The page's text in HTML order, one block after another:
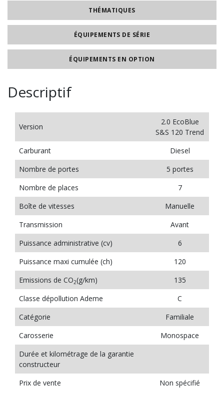
THÉMATIQUES
ÉQUIPEMENTS DE SÉRIE
ÉQUIPEMENTS EN OPTION
Descriptif
Version
2.0 EcoBlue
S&S 120 Trend
Carburant
Diesel
Nombre de portes
5 portes
Nombre de places
7
Boîte de vitesses
Manuelle
Transmission
Avant
Puissance administrative (cv)
6
Puissance maxi cumulée (ch)
120
Emissions de CO2(g/km)
135
Classe dépollution Ademe
C
Catégorie
Familiale
Carosserie
Monospace
Durée et kilométrage de la garantie
constructeur
Prix de vente
Non spécifié